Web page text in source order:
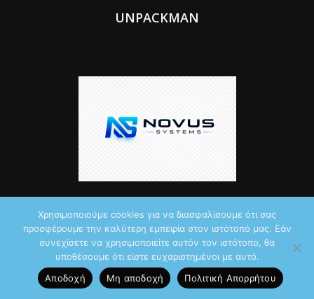
UNPACKMAN
© 2026 by iTechNews.gr
Maddoctor dreamed it, Unpackman made it reality,Novus Systems
Χρησιμοποιούμε cookies για να διασφαλίσουμε ότι σας
προσφέρουμε την καλύτερη εμπειρία στον ιστότοπό μας. Εάν
συνεχίσετε να χρησιμοποιείτε αυτόν τον ιστότοπο, θα
υποθέσουμε ότι είστε ευχαριστημένοι με αυτό.
Αποδοχή
Μη αποδοχή Πολιτική Aπορρήτου